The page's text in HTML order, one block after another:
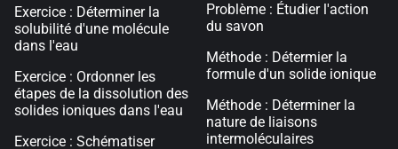
Exercice : Déterminer la
solubilité d'une molécule
dans l'eau
Exercice : Ordonner les
étapes de la dissolution des
solides ioniques dans l'eau
Exercice : Schématiser
Problème : Étudier l'action
du savon
Méthode : Détermier la
formule d'un solide ionique
Méthode : Déterminer la
nature de liaisons
intermoléculaires